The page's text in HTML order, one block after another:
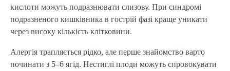
кислоти можуть подразнювати слизову. При синдромі
подразненого кишківника в гострій фазі краще уникати
через високу кількість клітковини.
Алергія трапляється рідко, але перше знайомство варто
починати з 5–6 ягід. Нестиглі плоди можуть спровокувати